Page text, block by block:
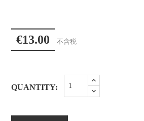
€13.00 不含税
QUANTITY: